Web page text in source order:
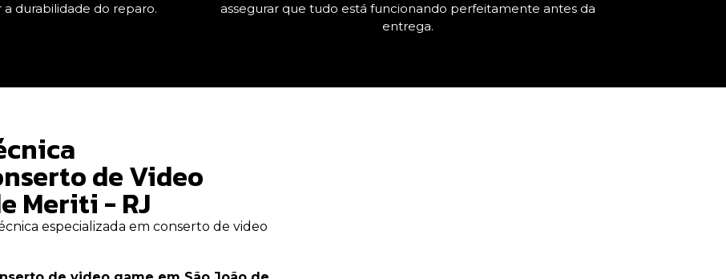
durabilidade do reparo.
assegurar que tudo está funcionando perfeitamente antes da
entrega.
de Video
Meriti - RJ
especializada em conserto de video